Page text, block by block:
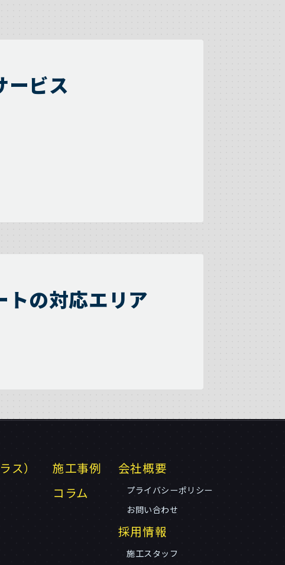
ービス
トの対応エリア
ス）
施工事例
コラム
会社概要
プライバシーポリシー
お問い合わせ
採用情報
施工スタッフ